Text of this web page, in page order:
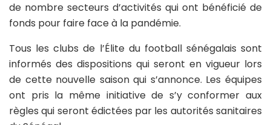
de nombre secteurs d’activités qui ont bénéficié de
fonds pour faire face à la pandémie.
Tous les clubs de l’Élite du football sénégalais sont
informés des dispositions qui seront en vigueur lors
de cette nouvelle saison qui s’annonce. Les équipes
ont pris la même initiative de s’y conformer aux
règles qui seront édictées par les autorités sanitaires